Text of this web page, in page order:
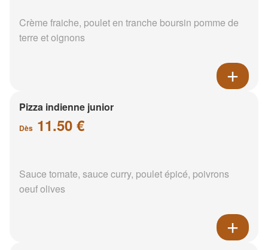
Crème fraiche, poulet en tranche boursin pomme de
terre et oignons
Pizza indienne junior
Dès 11.50 €
Sauce tomate, sauce curry, poulet épicé, poivrons
oeuf olives